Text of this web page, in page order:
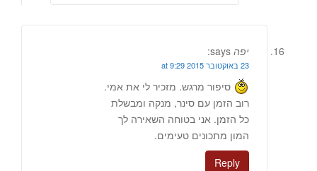
יפה says:
23 באוקטובר 2015 at 9:29
סיפור מרגש. מזכיר לי את אמי.
רוב הזמן עם סינר, מנקה ומבשלת
כל הזמן. אני בטוחה השאירה לך
המון מתכונים טעימים.
Reply